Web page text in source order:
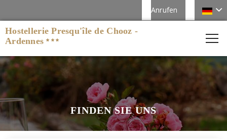
Anrufen
Hostellerie Presqu'île de Chooz -
Ardennes
FINDEN SIE UNS